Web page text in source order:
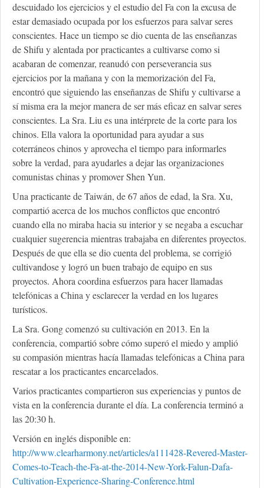
descuidado los ejercicios y el estudio del Fa con la excusa de
estar demasiado ocupada por los esfuerzos para salvar seres
conscientes. Hace un tiempo se dio cuenta de las enseñanzas
de Shifu y alentada por practicantes a cultivarse como si
acabaran de comenzar, reanudó con perseverancia sus
ejercicios por la mañana y con la memorización del Fa,
encontró que siguiendo las enseñanzas de Shifu y cultivarse a
sí misma era la mejor manera de ser más eficaz en salvar seres
conscientes. La Sra. Liu es una intérprete de la corte para los
chinos. Ella valora la oportunidad para ayudar a sus
coterráneos chinos y aprovecha el tiempo para informarles
sobre la verdad, para ayudarles a dejar las organizaciones
comunistas chinas y promover Shen Yun.
Una practicante de Taiwán, de 67 años de edad, la Sra. Xu,
compartió acerca de los muchos conflictos que encontró
cuando ella no miraba hacia su interior y se negaba a escuchar
cualquier sugerencia mientras trabajaba en diferentes proyectos.
Después de que ella se dio cuenta del problema, se corrigió
cultivandose y logró un buen trabajo de equipo en sus
proyectos. Ahora coordina esfuerzos para hacer llamadas
telefónicas a China y esclarecer la verdad en los lugares
turísticos.
La Sra. Gong comenzó su cultivación en 2013. En la
conferencia, compartió sobre cómo superó el miedo y amplió
su compasión mientras hacía llamadas telefónicas a China para
rescatar a los practicantes encarcelados.
Varios practicantes compartieron sus experiencias y puntos de
vista en la conferencia durante el día. La conferencia terminó a
las 20:30 h.
Versión en inglés disponible en:
http://www.clearharmony.net/articles/a111428-Revered-Master-
Comes-to-Teach-the-Fa-at-the-2014-New-York-Falun-Dafa-
Cultivation-Experience-Sharing-Conference.html